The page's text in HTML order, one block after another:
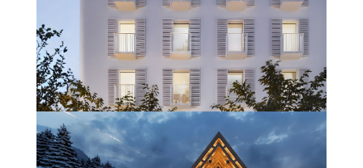
HOTEL BOUTIQUE VARA DEL REY
(IBIZA)
Més informació